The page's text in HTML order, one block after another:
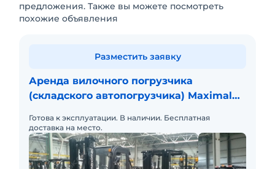
предложения. Также вы можете посмотреть
похожие объявления
Аренда вилочного погрузчика
(складского автопогрузчика) Maximal
Готова к эксплуатации. В наличии. Бесплатная
доставка на место.
Разместить заявку